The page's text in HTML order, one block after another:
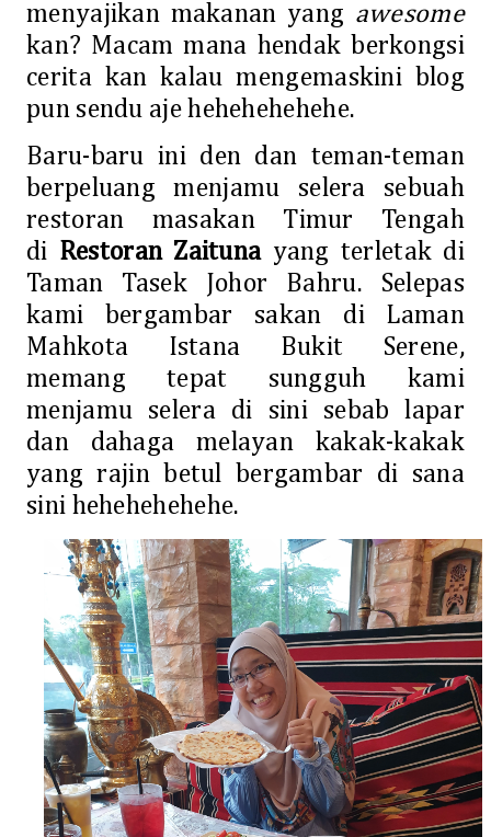
menyajikan makanan yang awesome
kan? Macam mana hendak berkongsi
cerita kan kalau mengemaskini blog
pun sendu aje hehehehehehe.
Baru-baru ini den dan teman-teman
berpeluang menjamu selera sebuah
restoran masakan Timur Tengah
di Restoran Zaitunayang terletak di
Taman Tasek Johor Bahru. Selepas
kami bergambar sakan di Laman
Mahkota Istana Bukit Serene,
memang tepat sungguh kami
menjamu selera di sini sebab lapar
dan dahaga melayan kakak-kakak
yang rajin betul bergambar di sana
sini hehehehehehe.